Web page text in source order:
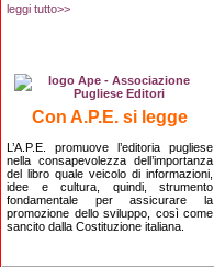
leggi tutto>>
Con A.P.E. si legge
L’A.P.E. promuove l’editoria pugliese
nella consapevolezza dell’importanza
del libro quale veicolo di informazioni,
idee e cultura, quindi, strumento
fondamentale per assicurare la
promozione dello sviluppo, così come
sancito dalla Costituzione italiana.